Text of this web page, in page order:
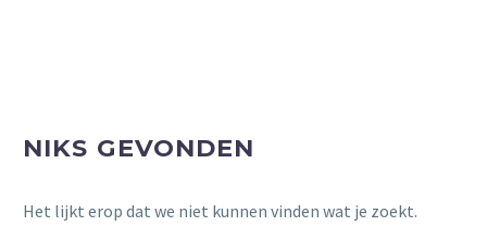
NIKS GEVONDEN
Het lijkt erop dat we niet kunnen vinden wat je zoekt.